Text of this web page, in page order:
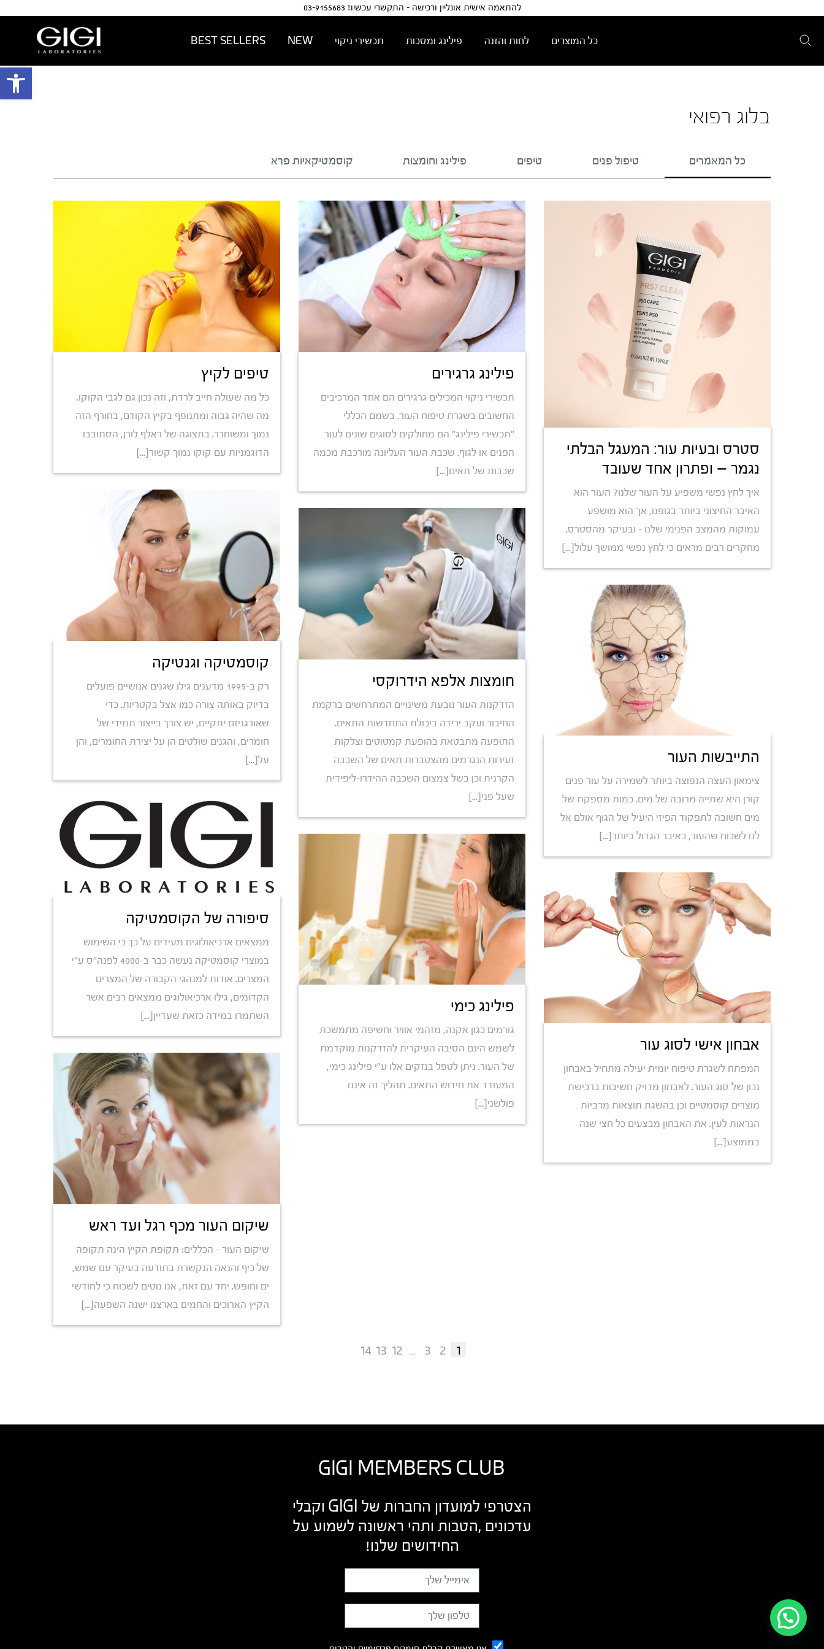
להתאמה אישית אונליין ורכישה - התקשרי עכשיו! 03-9155683
כל המוצרים לחות והזנה פילינג ומסכות תכשירי ניקוי NEW
BEST SELLERS
בלוג רפואי
כל המאמרים טיפול פנים טיפים פילינג וחומצות קוסמטיקאיות פרא
סטרס ובעיות עור: המעגל הבלתי
נגמר – ופתרון אחד שעובד
איך לחץ נפשי משפיע על העור שלנו? העור הוא
האיבר החיצוני ביותר בגופנו, אך הוא מושפע
עמוקות מהמצב הפנימי שלנו – ובעיקר מהסטרס.
מחקרים רבים מראים כי לחץ נפשי ממושך עלול[...]
פילינג גרגירים
תכשירי ניקוי המכילים גרגירים הם אחד המרכיבים
החשובים בשגרת טיפוח העור. בשמם הכללי
"תכשירי פילינג" הם מחולקים לסוגים שונים לעור
הפנים או לגוף. שכבת העור העליונה מורכבת מכמה
שכבות של תאים[...]
טיפים לקיץ
כל מה שעולה חייב לרדת, וזה נכון גם לגבי הקוקו.
מה שהיה גבוה ומתנופף בקיץ הקודם, בחורף הזה
נמוך ומשוחרר. בתצוגה של ראלף לורן, הסתובבו
הדוגמניות עם קוקו נמוך קשור[...]
קוסמטיקה וגנטיקה
רק ב-1995 מדענים גילו שגנים אנושיים פועלים
בדיוק באותה צורה כמו אצל בקטריות. כדי
שאורגניזם יתקיים, יש צורך בייצור תמידי של
חומרים, והגנים שולטים הן על יצירת החומרים, והן
על[...]
חומצות אלפא הידרוקסי
הזדקנות העור נובעת משינויים המתרחשים ברקמת
החיבור ועקב ירידה ביכולת התחדשות התאים.
התופעה מתבטאת בהופעת קמטוטים וצלקות
זעירות הנגרמים מהצטברות תאים של השכבה
הקרנית וכן בשל צמצום השכבה ההידרו-ליפידית
שעל פני[...]
התייבשות העור
צימאון העצה הנפוצה ביותר לשמירה על עור פנים
קורן היא שתייה מרובה של מים. כמות מספקת של
מים חשובה לתפקוד הפיזי היעיל של הגוף אולם אל
לנו לשכוח שהעור, כאיבר הגדול ביותר[...]
סיפורה של הקוסמטיקה
ממצאים ארכיאולוגים מעידים על כך כי השימוש
במוצרי קוסמטיקה נעשה כבר ב-4000 לפנה"ס ע"י
המצרים. אודות למנהגי הקבורה של המצרים
הקדומים, גילו ארכיאולוגים ממצאים רבים אשר
השתמרו במידה כזאת שעדיין[...]
פילינג כימי
גורמים כגון אקנה, מזהמי אוויר וחשיפה מתמשכת
לשמש הינם הסיבה העיקרית להזדקנות מוקדמת
של העור. ניתן לטפל בנזקים אלו ע"י פילינג כימי,
המעודד את חידוש התאים. תהליך זה איננו
פולשני[...]
אבחון אישי לסוג עור
המפתח לשגרת טיפוח יומית יעילה מתחיל באבחון
נכון של סוג העור. לאבחון מדויק חשיבות ברכישת
מוצרים קוסמטיים וכן בהשגת תוצאות מרביות
הנראות לעין. את האבחון מבצעים כל חצי שנה
בממוצע[...]
שיקום העור מכף רגל ועד ראש
שיקום העור – הכללים: תקופת הקיץ הינה תקופה
של כיף והנאה הנקשרת בתודעה בעיקר עם שמש,
ים וחופש. יחד עם זאת, אנו נוטים לשכוח כי לחודשי
הקיץ הארוכים והחמים בארצנו ישנה השפעה[...]
1
2
3
…
12
13
14
GIGI MEMBERS CLUB
הצטרפי למועדון החברות של GIGI וקבלי
עדכונים ,הטבות ותהי ראשונה לשמוע על
החידושים שלנו!